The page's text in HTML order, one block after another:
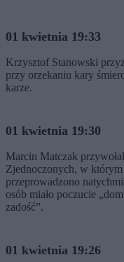
01 kwietnia 19:33
Krzysztof Stanowski
przy orzekaniu kary
karze.
01 kwietnia 19:30
Marcin Matczak
Zjednoczonych, w
przeprowadzono
osób miało poczucie
zadość”.
01 kwietnia 19:26